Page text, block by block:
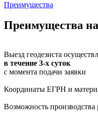
Преимущества
Преимущества
Выезд геодезиста
в течение 3-х суток
с момента подачи заявки
Координаты ЕГРН и
Возможность производства